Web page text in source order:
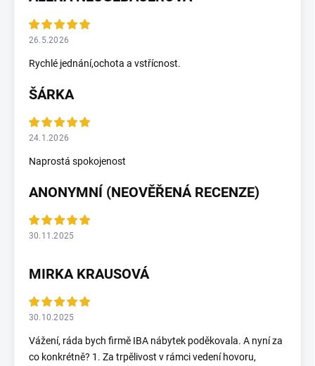
26.5.2026
Rychlé jednání,ochota a vstřícnost.
ŠÁRKA
24.1.2026
Naprostá spokojenost
ANONYMNÍ (NEOVĚŘENÁ RECENZE)
30.11.2025
MIRKA KRAUSOVÁ
30.10.2025
Vážení, ráda bych firmě IBA nábytek poděkovala. A nyní za
co konkrétně? 1. Za trpělivost v rámci vedení hovoru,